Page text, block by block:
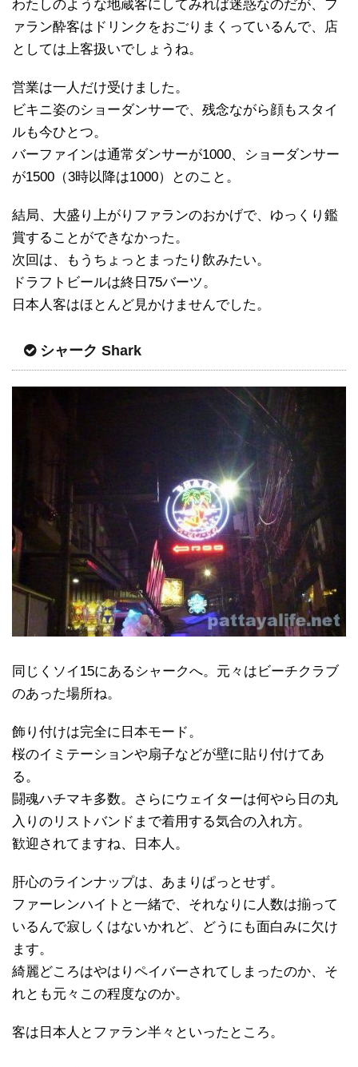
わたしのような地蔵客にしてみれば迷惑なのだが、フ
ァラン酔客はドリンクをおごりまくっているんで、店
としては上客扱いでしょうね。
営業は一人だけ受けました。
ビキニ姿のショーダンサーで、残念ながら顔もスタイ
ルも今ひとつ。
バーファインは通常ダンサーが1000、ショーダンサー
が1500（3時以降は1000）とのこと。
結局、大盛り上がりファランのおかげで、ゆっくり鑑
賞することができなかった。
次回は、もうちょっとまったり飲みたい。
ドラフトビールは終日75バーツ。
日本人客はほとんど見かけませんでした。
シャーク Shark
同じくソイ15にあるシャークへ。元々はビーチクラブ
のあった場所ね。
飾り付けは完全に日本モード。
桜のイミテーションや扇子などが壁に貼り付けてあ
る。
闘魂ハチマキ多数。さらにウェイターは何やら日の丸
入りのリストバンドまで着用する気合の入れ方。
歓迎されてますね、日本人。
肝心のラインナップは、あまりぱっとせず。
ファーレンハイトと一緒で、それなりに人数は揃って
いるんで寂しくはないかれど、どうにも面白みに欠け
ます。
綺麗どころはやはりペイバーされてしまったのか、そ
れとも元々この程度なのか。
客は日本人とファラン半々といったところ。